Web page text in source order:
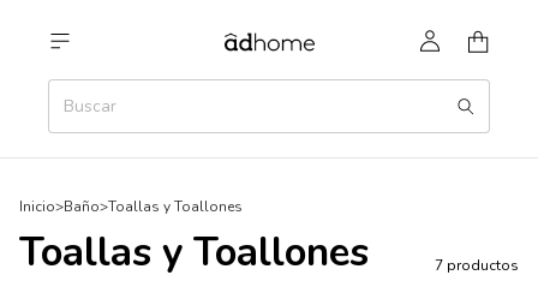
Inicio>Baño>Toallas y Toallones
Toallas y Toallones 7 productos